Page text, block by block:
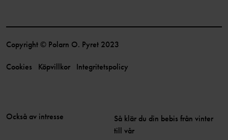
Copyright © Polarn O. Pyret 2023
Cookies Köpvillkor Integritetspolicy
Också av intresse
Så klär du din bebis från vinter
till vår